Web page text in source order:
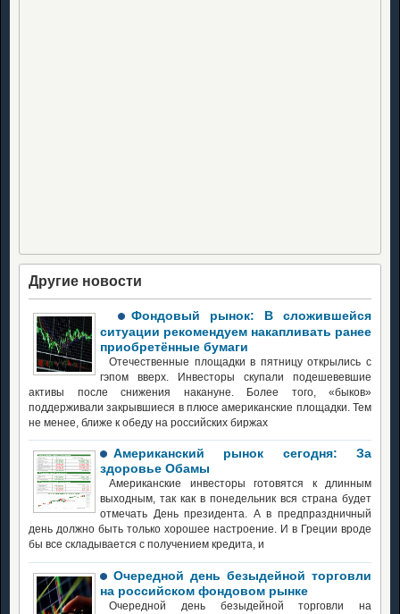
Другие новости
Фондовый рынок: В сложившейся
ситуации рекомендуем накапливать ранее
приобретённые бумаги
Отечественные площадки в пятницу открылись с
гэпом вверх. Инвесторы скупали подешевевшие
активы после снижения накануне. Более того, «быков»
поддерживали закрывшиеся в плюсе американские площадки. Тем
не менее, ближе к обеду на российских биржах
Американский рынок сегодня: За
здоровье Обамы
Американские инвесторы готовятся к длинным
выходным, так как в понедельник вся страна будет
отмечать День президента. А в предпраздничный
день должно быть только хорошее настроение. И в Греции вроде
бы все складывается с получением кредита, и
Очередной день безыдейной торговли
на российском фондовом рынке
Очередной день безыдейной торговли на